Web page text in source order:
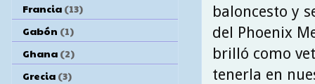
baloncesto y
del Phoenix
brilló como
tenerla en
Francia (13)
Gabón (1)
Ghana (2)
Grecia (3)